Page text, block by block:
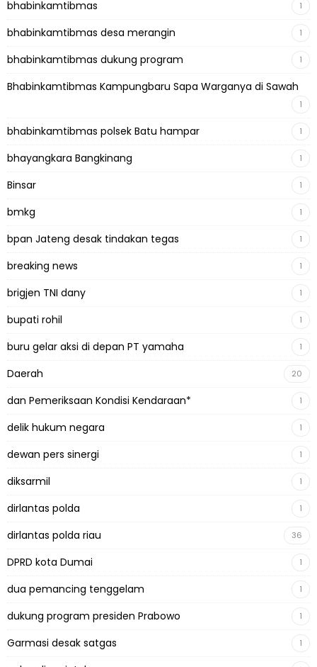
bhabinkamtibmas 1
bhabinkamtibmas desa merangin 1
bhabinkamtibmas dukung program 1
Bhabinkamtibmas Kampungbaru Sapa Warganya di Sawah
1
bhabinkamtibmas polsek Batu hampar 1
bhayangkara Bangkinang 1
Binsar 1
bmkg 1
bpan Jateng desak tindakan tegas 1
breaking news 1
brigjen TNI dany 1
bupati rohil 1
buru gelar aksi di depan PT yamaha 1
Daerah 20
dan Pemeriksaan Kondisi Kendaraan* 1
delik hukum negara 1
dewan pers sinergi 1
diksarmil 1
dirlantas polda 1
dirlantas polda riau 36
DPRD kota Dumai 1
dua pemancing tenggelam 1
dukung program presiden Prabowo 1
Garmasi desak satgas 1